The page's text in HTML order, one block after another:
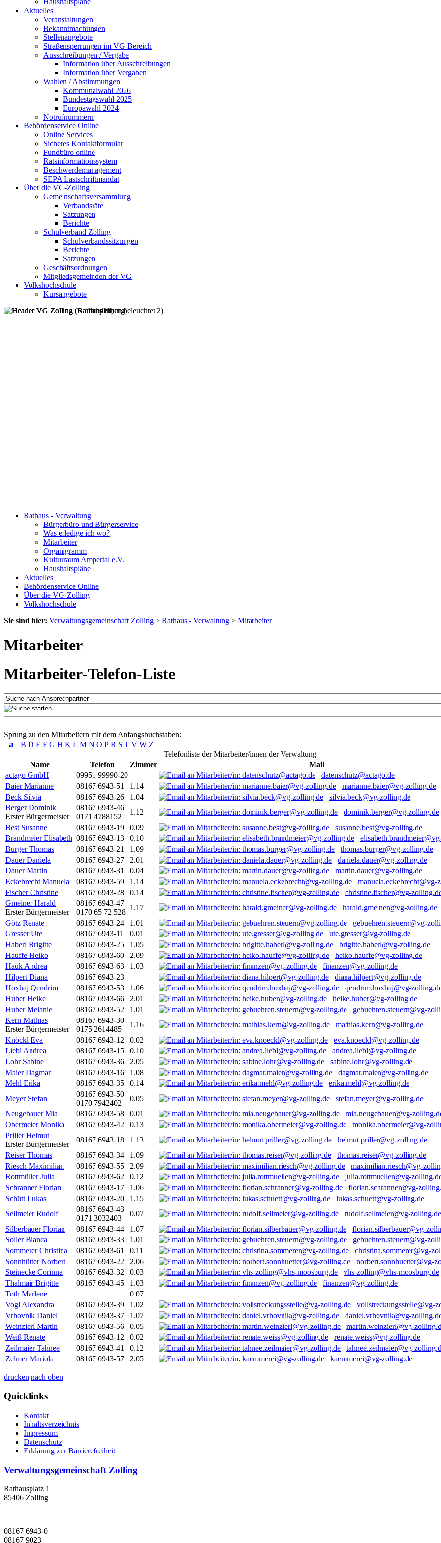
Haushaltspläne
Aktuelles
Veranstaltungen
Bekanntmachungen
Stellenangebote
Straßensperrungen im VG-Bereich
Ausschreibungen / Vergabe
Information über Ausschreibungen
Information über Vergaben
Wahlen / Abstimmungen
Kommunalwahl 2026
Bundestagswahl 2025
Europawahl 2024
Notrufnummern
Behördenservice Online
Online Services
Sicheres Kontaktformular
Fundbüro online
Ratsinformationssystem
Beschwerdemanagement
SEPA Lastschriftmandat
Über die VG-Zolling
Gemeinschaftsversammlung
Verbandsräte
Satzungen
Berichte
Schulverband Zolling
Schulverbandssitzungen
Berichte
Satzungen
Geschäftsordnungen
Mitgliedsgemeinden der VG
Volkshochschule
Kursangebote
Rathaus - Verwaltung
Bürgerbüro und Bürgerservice
Was erledige ich wo?
Mitarbeiter
Organigramm
Kulturraum Ampertal e.V.
Haushaltspläne
Aktuelles
Behördenservice Online
Über die VG-Zolling
Volkshochschule
Sie sind hier: Verwaltungsgemeinschaft Zolling > Rathaus - Verwaltung > Mitarbeiter
Mitarbeiter
Mitarbeiter-Telefon-Liste
Sprung zu den Mitarbeitern mit dem Anfangsbuchstaben:
a B D E F G H K L M N O P R S T V W Z
Telefonliste der Mitarbeiter/innen der Verwaltung
Name
Telefon Zimmer
Mail
actago GmbH
09951 99990-20
datenschutz@actago.de
Baier Marianne
08167 6943-51 1.14
marianne.baier@vg-zolling.de
Beck Silvia
08167 6943-26 1.04
silvia.beck@vg-zolling.de
Berger Dominik
Erster Bürgermeister
08167 6943-46
0171 4788152
1.12
dominik.berger@vg-zolling.de
Best Susanne
08167 6943-19 0.09
susanne.best@vg-zolling.de
Brandmeier Elisabeth 08167 6943-13 0.10
Burger Thomas
08167 6943-21 1.09
thomas.burger@vg-zolling.de
Dauer Daniela
08167 6943-27 2.01
daniela.dauer@vg-zolling.de
Dauer Martin
08167 6943-31 0.04
martin.dauer@vg-zolling.de
Eckebrecht Manuela
08167 6943-59 1.14
manuela.eckebrecht@vg-
Fischer Christine
08167 6943-28 0.14
christine.fischer@vg-
Gmeiner Harald
Erster Bürgermeister
08167 6943-47
0170 65 72 528
1.17
harald.gmeiner@vg-zolling.de
Götz Renate
08167 6943-24 1.01
gebuehren.steuern@vg-
Gresser Ute
08167 6943-11 0.01
ute.gresser@vg-zolling.de
Haberl Brigitte
08167 6943-25 1.05
brigitte.haberl@vg-zolling.de
Hauffe Heiko
08167 6943-60 2.09
heiko.hauffe@vg-zolling.de
Hauk Andrea
08167 6943-63 1.03
finanzen@vg-zolling.de
Hilpert Diana
08167 6943-23
diana.hilpert@vg-zolling.de
Hoxhaj Qendrim
08167 6943-53 1.06
qendrim.hoxhaj@vg-
Huber Heike
08167 6943-66 2.01
heike.huber@vg-zolling.de
Huber Melanie
08167 6943-52 1.01
gebuehren.steuern@vg-
Kern Mathias
Erster Bürgermeister
08167 6943-30
0175 2614485
1.16
mathias.kern@vg-zolling.de
Knöckl Eva
08167 6943-12 0.02
eva.knoeckl@vg-zolling.de
Liebl Andrea
08167 6943-15 0.10
andrea.liebl@vg-zolling.de
Lohr Sabine
08167 6943-36 2.05
sabine.lohr@vg-zolling.de
Maier Dagmar
08167 6943-16 1.08
dagmar.maier@vg-zolling.de
Mehl Erika
08167 6943-35 0.14
erika.mehl@vg-zolling.de
Meyer Stefan
08167 6943-50
0170 7942402
0.05
stefan.meyer@vg-zolling.de
Neugebauer Mia
08167 6943-58 0.01
mia.neugebauer@vg-
Obermeier Monika
08167 6943-42 0.13
monika.obermeier@vg-
Priller Helmut
Erster Bürgermeister
08167 6943-18 1.13
helmut.priller@vg-zolling.de
Reiser Thomas
08167 6943-34 1.09
thomas.reiser@vg-zolling.de
Riesch Maximilian
08167 6943-55 2.09
maximilian.riesch@vg-
Rottmüller Julia
08167 6943-62 0.12
julia.rottmueller@vg-
Schranner Florian
08167 6943-17 1.06
florian.schranner@vg-
Schütt Lukas
08167 6943-20 1.15
lukas.schuett@vg-zolling.de
Sellmeier Rudolf
08167 6943-43
0171 3032403
0.07
rudolf.sellmeier@vg-zolling.de
Silberbauer Florian
08167 6943-44 1.07
florian.silberbauer@vg-
Soller Bianca
08167 6943-33 1.01
gebuehren.steuern@vg-
Sommerer Christina
08167 6943-61 0.11
christina.sommerer@vg-
Sonnhütter Norbert
08167 6943-22 2.06
norbert.sonnhuetter@vg-
Steinecke Corinna
08167 6943-32 0.03
vhs-zolling@vhs-moosburg.de
Thalmair Brigitte
08167 6943-45 1.03
finanzen@vg-zolling.de
Toth Marlene
0.07
Vogl Alexandra
08167 6943-39 1.02
vollstreckungsstelle@vg-
Vrhovnik Daniel
08167 6943-37 1.07
daniel.vrhovnik@vg-
Weinzierl Martin
08167 6943-56 0.05
martin.weinzierl@vg-
Weiß Renate
08167 6943-12 0.02
renate.weiss@vg-zolling.de
Zeilmaier Tahnee
08167 6943-41 0.12
tahnee.zeilmaier@vg-
Zelmer Mariola
08167 6943-57 2.05 kaemmerei@vg-zolling.de
drucken nach oben
Quicklinks
Kontakt
Inhaltsverzeichnis
Impressum
Datenschutz
Erklärung zur Barrierefreiheit
Verwaltungsgemeinschaft Zolling
Rathausplatz 1
85406 Zolling
08167 6943-0
08167 9023